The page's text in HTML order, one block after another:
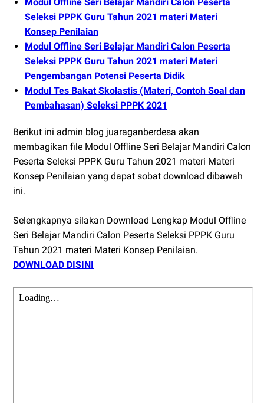
Seleksi PPPK Guru Tahun 2021 materi Materi
Konsep Penilaian
Modul Offline Seri Belajar Mandiri Calon Peserta
Seleksi PPPK Guru Tahun 2021 materi Materi
Pengembangan Potensi Peserta Didik
Modul Tes Bakat Skolastis (Materi, Contoh Soal dan
Pembahasan) Seleksi PPPK 2021
Berikut ini admin blog juaraganberdesa akan
membagikan file Modul Offline Seri Belajar Mandiri Calon
Peserta Seleksi PPPK Guru Tahun 2021 materi Materi
Konsep Penilaian yang dapat sobat download dibawah
ini.
Selengkapnya silakan Download Lengkap Modul Offline
Seri Belajar Mandiri Calon Peserta Seleksi PPPK Guru
Tahun 2021 materi Materi Konsep Penilaian.
DOWNLOAD DISINI